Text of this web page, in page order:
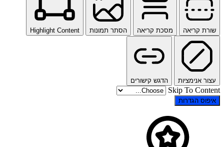
שורת קריאה מסכת קריאה הסתר תמונות Highlight Content
עצור אנימציות הדגש קישורים
Skip To Content
איפוס הגדרות